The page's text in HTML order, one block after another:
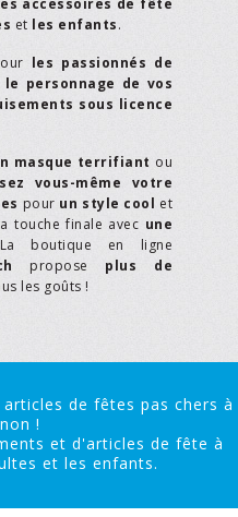
accessoires de fête
et les enfants.
les passionnés de
le personnage de vos
sous licence
masque terrifiant ou
vous-même votre
pour un style cool et
touche finale avec une
boutique en ligne
propose plus de
les goûts !
de fêtes pas chers à
!
et d'articles de fête à
et les enfants.